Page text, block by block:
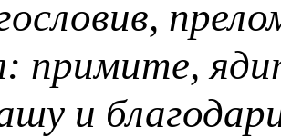
примите,
и